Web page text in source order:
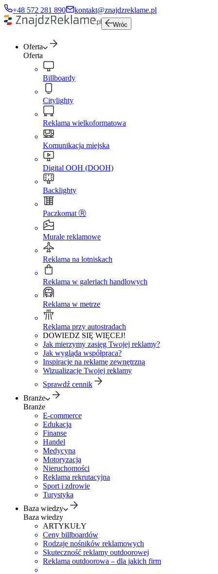
+48 572 281 890 kontakt@znajdzreklame.pl
Wróc
Oferta
Oferta
Billboardy
Citylighty
Reklama wielkoformatowa
Komunikacja miejska
Digital OOH (DOOH)
Backlighty
Paczkomat Ⓡ
Murale reklamowe
Reklama na lotniskach
Reklama w galeriach handlowych
Reklama w metrze
Reklama przy autostradach
DOWIEDZ SIĘ WIĘCEJ!
Jak mierzymy zasięg Twojej reklamy?
Jak wygląda współpraca?
Inspiracje na reklamę zewnętrzną
Wizualizacje Twojej reklamy
Sprawdź cennik
Branże
Branże
E-commerce
Edukacja
Finanse
Handel
Medycyna
Motoryzacja
Nieruchomości
Reklama rekrutacyjna
Sport i zdrowie
Turystyka
Baza wiedzy
Baza wiedzy
ARTYKUŁY
Ceny billboardów
Rodzaje nośników reklamowych
Skuteczność reklamy outdoorowej
Reklama outdoorowa – dla jakich firm